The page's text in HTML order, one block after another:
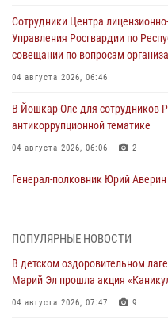
Сотрудники Центра
Управления Росгвардии по
совещании по вопросам
04 августа 2026, 06:46
В Йошкар-Оле для сотрудников
антикоррупционной тематике
04 августа 2026, 06:06 2
Генерал-полковник Юрий
празднования Дня ВДВ и
Раимкуля Малахбекова
03 августа 2026, 06:52 7
ПОПУЛЯРНЫЕ НОВОСТИ
В детском оздоровительном
Марий Эл прошла акция
04 августа 2026, 07:47 9